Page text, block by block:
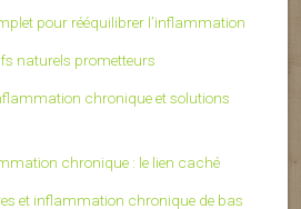
pour rééquilibrer l’inflammation
naturels prometteurs
chronique et solutions
chronique : le lien caché
et inflammation chronique de bas